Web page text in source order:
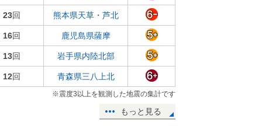
23回 熊本県天草・芦北
16回 鹿児島県薩摩
13回 岩手県内陸北部
12回 青森県三八上北
※震度3以上を観測した地震の集計です
もっと見る